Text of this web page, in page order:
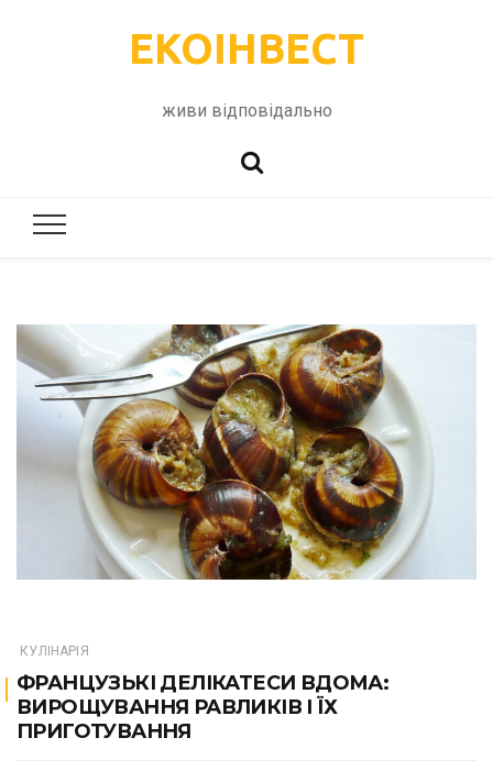
ЕКОІНВЕСТ
живи відповідально
КУЛІНАРІЯ
ФРАНЦУЗЬКІ ДЕЛІКАТЕСИ ВДОМА:
ВИРОЩУВАННЯ РАВЛИКІВ І ЇХ
ПРИГОТУВАННЯ